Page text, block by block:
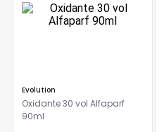
Evolution
Oxidante 30 vol Alfaparf
90ml